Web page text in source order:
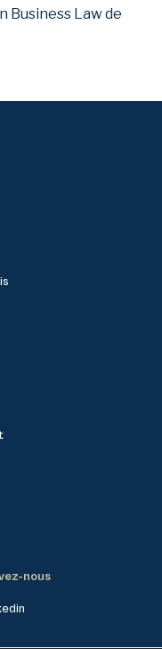
Business Law de
nous